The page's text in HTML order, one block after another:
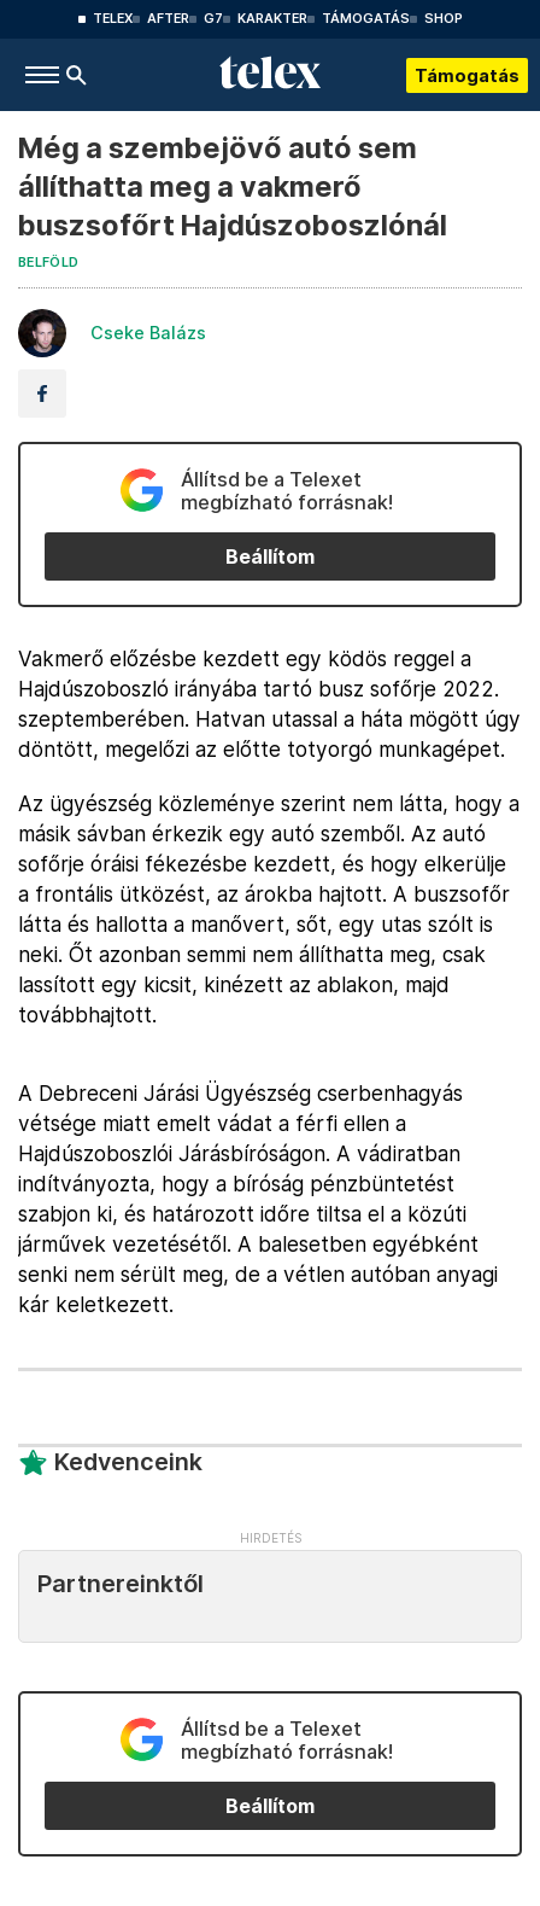
TELEX AFTER G7 KARAKTER TÁMOGATÁS SHOP
Támogatás
Még a szembejövő autó sem
állíthatta meg a vakmerő
buszsofőrt Hajdúszoboszlónál
BELFÖLD
Cseke Balázs
Állítsd be a Telexet
megbízható forrásnak!
Beállítom
Vakmerő előzésbe kezdett egy ködös reggel a
Hajdúszoboszló irányába tartó busz sofőrje 2022.
szeptemberében. Hatvan utassal a háta mögött úgy
döntött, megelőzi az előtte totyorgó munkagépet.
Az ügyészség közleménye szerint nem látta, hogy a
másik sávban érkezik egy autó szemből. Az autó
sofőrje óráisi fékezésbe kezdett, és hogy elkerülje
a frontális ütközést, az árokba hajtott. A buszsofőr
látta és hallotta a manővert, sőt, egy utas szólt is
neki. Őt azonban semmi nem állíthatta meg, csak
lassított egy kicsit, kinézett az ablakon, majd
továbbhajtott.
A Debreceni Járási Ügyészség cserbenhagyás
vétsége miatt emelt vádat a férfi ellen a
Hajdúszoboszlói Járásbíróságon. A vádiratban
indítványozta, hogy a bíróság pénzbüntetést
szabjon ki, és határozott időre tiltsa el a közúti
járművek vezetésétől. A balesetben egyébként
senki nem sérült meg, de a vétlen autóban anyagi
kár keletkezett.
Kedvenceink
Partnereinktől
Állítsd be a Telexet
megbízható forrásnak!
Beállítom